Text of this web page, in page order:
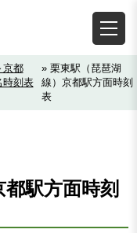
京都
時刻表
» 栗東駅（琵琶湖
線）京都駅方面時刻
表
駅方面時刻